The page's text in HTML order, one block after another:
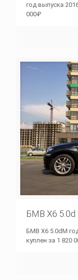
год выпуска
000₽
БМВ Х6 5.0d
БМВ Х6 5.0dM
куплен за 1 820